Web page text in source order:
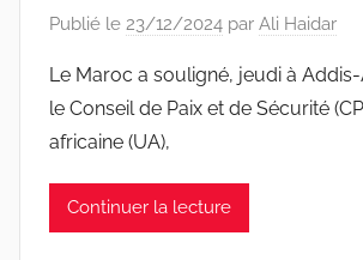
Publié le 23/12/2024 par Ali Haidar
Le Maroc a souligné, jeudi à
le Conseil de Paix et de Sécurité
africaine (UA),
Continuer la lecture